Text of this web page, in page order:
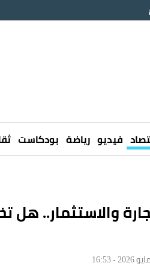
فيديو رياضة بودكاست
والاستثمار..